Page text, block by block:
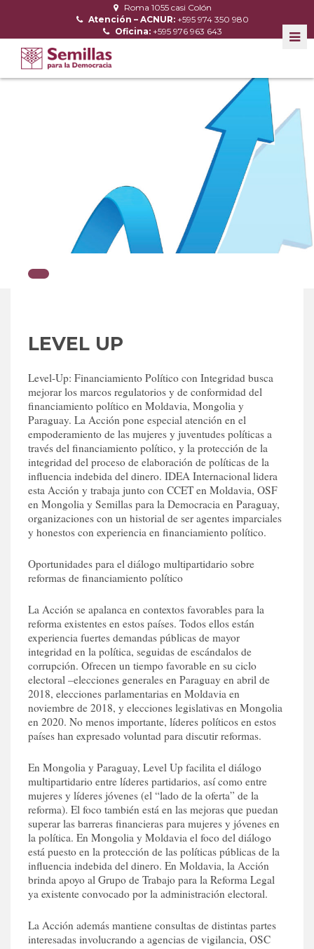
Roma 1055 casi Colón
Atención – ACNUR: +595 974 350 980
Oficina: +595 976 963 643
LEVEL UP
Level-Up: Financiamiento Político con Integridad busca
mejorar los marcos regulatorios y de conformidad del
financiamiento político en Moldavia, Mongolia y
Paraguay. La Acción pone especial atención en el
empoderamiento de las mujeres y juventudes políticas a
través del financiamiento político, y la protección de la
integridad del proceso de elaboración de políticas de la
influencia indebida del dinero. IDEA Internacional lidera
esta Acción y trabaja junto con CCET en Moldavia, OSF
en Mongolia y Semillas para la Democracia en Paraguay,
organizaciones con un historial de ser agentes imparciales
y honestos con experiencia en financiamiento político.
Oportunidades para el diálogo multipartidario sobre
reformas de financiamiento político
La Acción se apalanca en contextos favorables para la
reforma existentes en estos países. Todos ellos están
experiencia fuertes demandas públicas de mayor
integridad en la política, seguidas de escándalos de
corrupción. Ofrecen un tiempo favorable en su ciclo
electoral –elecciones generales en Paraguay en abril de
2018, elecciones parlamentarias en Moldavia en
noviembre de 2018, y elecciones legislativas en Mongolia
en 2020. No menos importante, líderes políticos en estos
países han expresado voluntad para discutir reformas.
En Mongolia y Paraguay, Level Up facilita el diálogo
multipartidario entre líderes partidarios, así como entre
mujeres y líderes jóvenes (el “lado de la oferta” de la
reforma). El foco también está en las mejoras que puedan
superar las barreras financieras para mujeres y jóvenes en
la política. En Mongolia y Moldavia el foco del diálogo
está puesto en la protección de las políticas públicas de la
influencia indebida del dinero. En Moldavia, la Acción
brinda apoyo al Grupo de Trabajo para la Reforma Legal
ya existente convocado por la administración electoral.
La Acción además mantiene consultas de distintas partes
interesadas involucrando a agencias de vigilancia, OSC